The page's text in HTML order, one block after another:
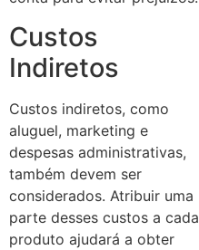
Custos
Indiretos
Custos indiretos, como
aluguel, marketing e
despesas administrativas,
também devem ser
considerados. Atribuir uma
parte desses custos a cada
produto ajudará a obter